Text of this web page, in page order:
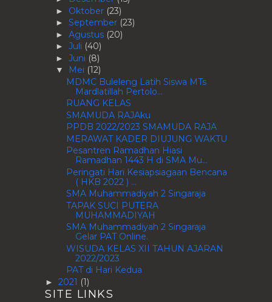
► Oktober (23)
► September (23)
► Agustus (20)
► Juli (40)
► Juni (8)
▼ Mei (12)
MDMC Buleleng Latih Siswa MTs
Mardlatillah Pertolo...
RUANG KELAS
SMAMUDA RAJAku
PPDB 2022/2023 SMAMUDA RAJA
MERAWAT KADER DIUJUNG WAKTU
Pesantren Ramadhan Hiasi
Ramadhan 1443 H di SMA Mu...
Peringati Hari Kesiapsiagaan Bencana
( HKB 2022 ) ...
SMA Muhammadiyah 2 Singaraja
TAPAK SUCI PUTERA
MUHAMMADIYAH
SMA Muhammadiyah 2 Singaraja
Gelar PAT Online.
WISUDA KELAS XII TAHUN AJARAN
2022/2023
PAT di Hari Kedua
► 2021 (1)
SITE LINKS